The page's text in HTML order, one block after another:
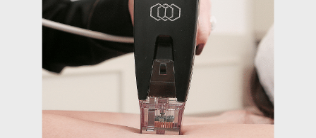
Protocolo Facial